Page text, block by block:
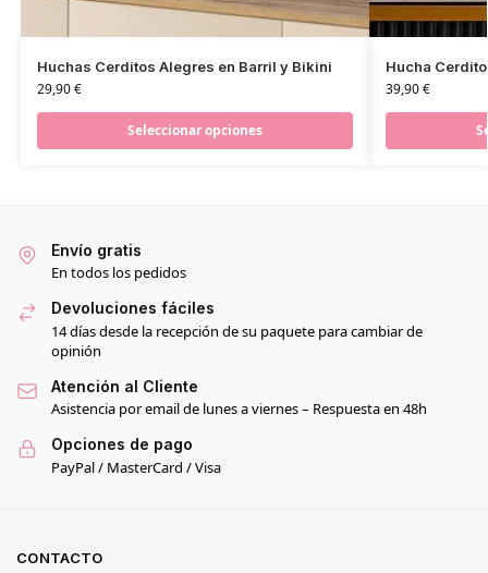
Huchas Cerditos Alegres en Barril y Bikini
29,90€
Seleccionar opciones
Hucha
39,90€
Envío gratis
En todos los pedidos
Devoluciones fáciles
14 días desde la recepción de su paquete para cambiar de
opinión
Atención al Cliente
Asistencia por email de lunes a viernes – Respuesta en 48h
Opciones de pago
PayPal / MasterCard / Visa
CONTACTO